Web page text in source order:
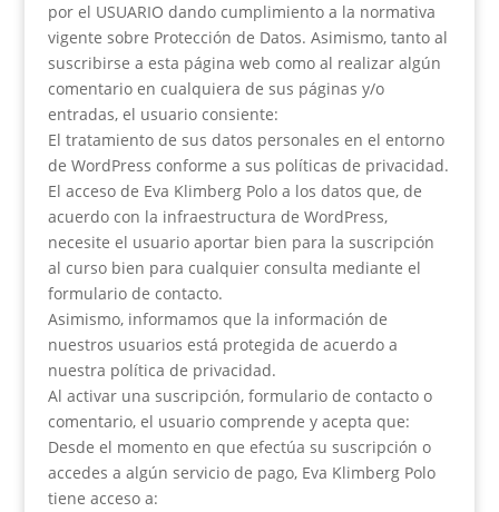
por el USUARIO dando cumplimiento a la normativa
vigente sobre Protección de Datos. Asimismo, tanto al
suscribirse a esta página web como al realizar algún
comentario en cualquiera de sus páginas y/o
entradas, el usuario consiente:
El tratamiento de sus datos personales en el entorno
de WordPress conforme a sus políticas de privacidad.
El acceso de Eva Klimberg Polo a los datos que, de
acuerdo con la infraestructura de WordPress,
necesite el usuario aportar bien para la suscripción
al curso bien para cualquier consulta mediante el
formulario de contacto.
Asimismo, informamos que la información de
nuestros usuarios está protegida de acuerdo a
nuestra política de privacidad.
Al activar una suscripción, formulario de contacto o
comentario, el usuario comprende y acepta que:
Desde el momento en que efectúa su suscripción o
accedes a algún servicio de pago, Eva Klimberg Polo
tiene acceso a: